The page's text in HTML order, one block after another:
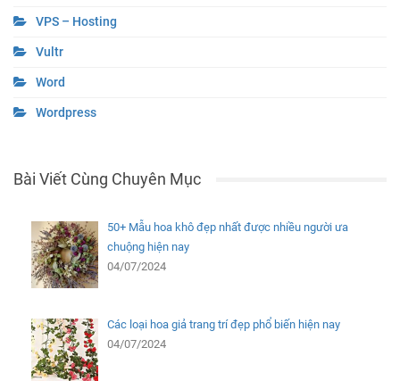
VPS – Hosting
Vultr
Word
Wordpress
Bài Viết Cùng Chuyên Mục
50+ Mẫu hoa khô đẹp nhất được nhiều người ưa
chuộng hiện nay
04/07/2024
Các loại hoa giả trang trí đẹp phổ biến hiện nay
04/07/2024